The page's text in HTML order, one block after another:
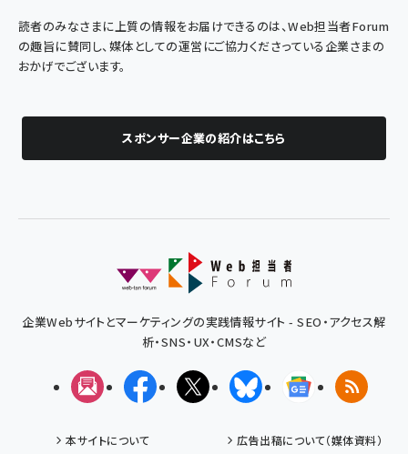
読者のみなさまに上質の情報をお届けできるのは、Web担当者Forum
の趣旨に賛同し、媒体としての運営にご協力くださっている企業さまの
おかげでございます。
スポンサー企業の紹介はこちら
企業Webサイトとマーケティングの実践情報サイト - SEO・アクセス解
析・SNS・UX・CMSなど
メルマガFacebookX(エックス)BlueskyGoogleニュ
RSS
本サイトについて
広告出稿について（媒体資料）